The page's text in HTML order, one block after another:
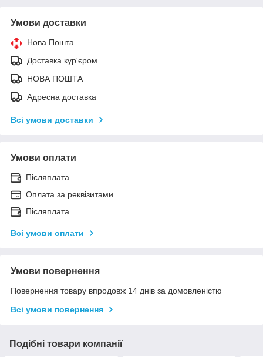
Умови доставки
Нова Пошта
Доставка кур'єром
НОВА ПОШТА
Адресна доставка
Всі умови доставки
Умови оплати
Післяплата
Оплата за реквізитами
Післяплата
Всі умови оплати
Умови повернення
Повернення товару впродовж 14 днів за домовленістю
Всі умови повернення
Подібні товари компанії